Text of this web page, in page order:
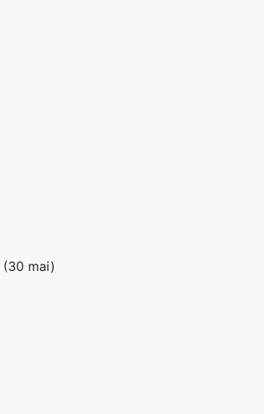
(30 mai)